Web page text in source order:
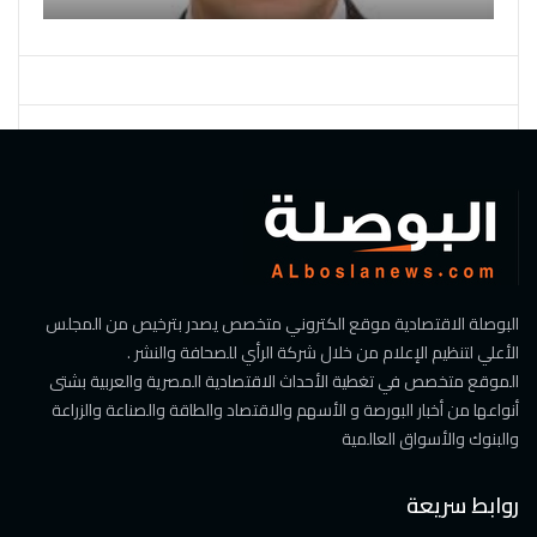
البوصلة الاقتصادية موقع الكتروني متخصص يصدر بترخيص من المجلس
الأعلي لتنظيم الإعلام من خلال شركة الرأي للصحافة والنشر .
الموقع متخصص في تغطية الأحداث الاقتصادية المصرية والعربية بشتى
أنواعها من أخبار البورصة و الأسهم والاقتصاد والطاقة والصناعة والزراعة
والبنوك والأسواق العالمية
روابط سريعة